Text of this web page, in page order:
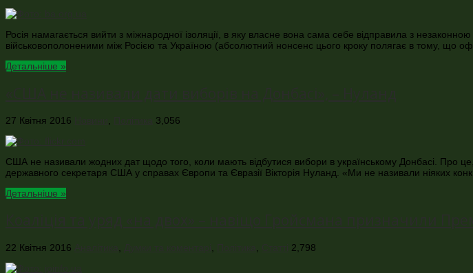
Росія намагається вийти з міжнародної ізоляції, в яку власне вона сама себе відправила з
військовополоненими між Росією та Україною (абсолютний нонсенс цього кроку полягає в тому, що
Детальніше »
27 Квітня 2016 3,056
США не називали жодних дат щодо того, коли мають відбутися вибори в українському Донбасі. Про
державного секретаря США у справах Європи та Євразії Вікторія Нуланд. «Ми не називали ніяких
Детальніше »
22 Квітня 2016 2,798